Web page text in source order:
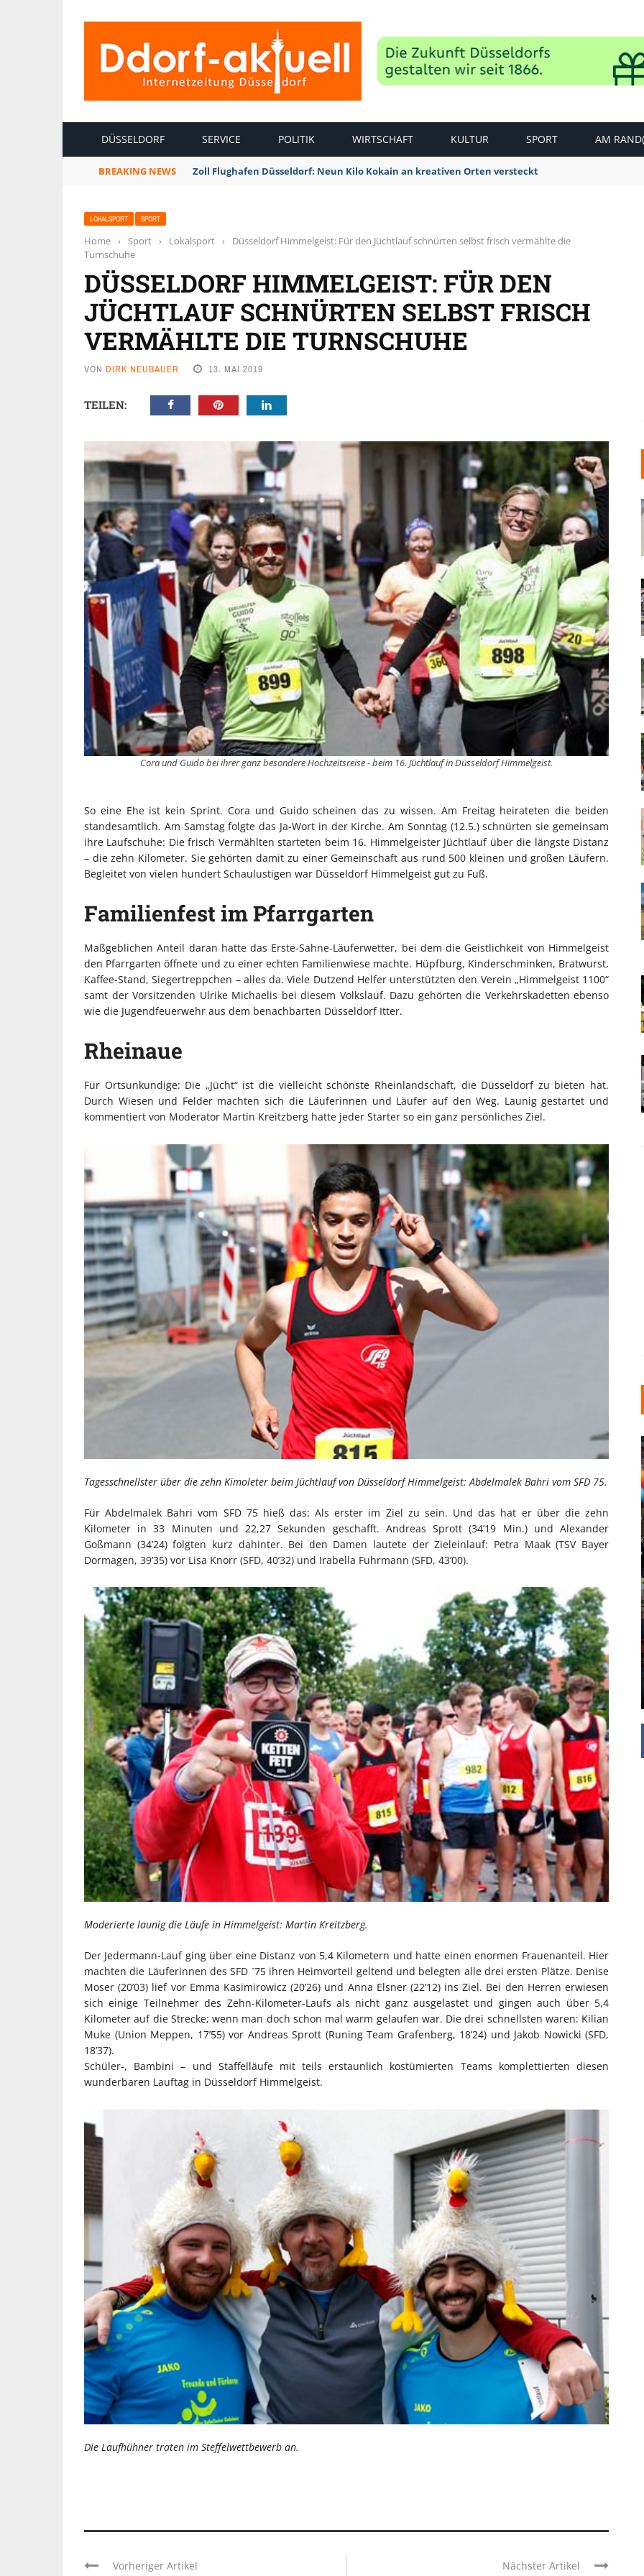
DÜSSELDORF SERVICE POLITIK WIRTSCHAFT KULTUR SPORT AM
BREAKING NEWS Zoll Flughafen Düsseldorf: Neun Kilo Kokain an kreativen Orten versteckt
LOKALSPORT SPORT
Home › Sport › Lokalsport ›
Düsseldorf Himmelgeist: Für den Jüchtlauf schnürten selbst frisch vermählte die
Turnschuhe
DÜSSELDORF HIMMELGEIST: FÜR DEN
JÜCHTLAUF SCHNÜRTEN SELBST FRISCH
VERMÄHLTE DIE TURNSCHUHE
VON DIRK NEUBAUER 13. MAI 2019
TEILEN:
Cora und Guido bei ihrer ganz besondere Hochzeitsreise - beim 16. Jüchtlauf in Düsseldorf Himmelgeist.
So eine Ehe ist kein Sprint. Cora und Guido scheinen das zu wissen. Am Freitag heirateten die beiden
standesamtlich. Am Samstag folgte das Ja-Wort in der Kirche. Am Sonntag (12.5.) schnürten sie gemeinsam
ihre Laufschuhe: Die frisch Vermählten starteten beim 16. Himmelgeister Jüchtlauf über die längste Distanz
– die zehn Kilometer. Sie gehörten damit zu einer Gemeinschaft aus rund 500 kleinen und großen Läufern.
Begleitet von vielen hundert Schaulustigen war Düsseldorf Himmelgeist gut zu Fuß.
Familienfest im Pfarrgarten
Maßgeblichen Anteil daran hatte das Erste-Sahne-Läuferwetter, bei dem die Geistlichkeit von Himmelgeist
den Pfarrgarten öffnete und zu einer echten Familienwiese machte. Hüpfburg, Kinderschminken, Bratwurst,
Kaffee-Stand, Siegertreppchen – alles da. Viele Dutzend Helfer unterstützten den Verein „Himmelgeist 1100“
samt der Vorsitzenden Ulrike Michaelis bei diesem Volkslauf. Dazu gehörten die Verkehrskadetten ebenso
wie die Jugendfeuerwehr aus dem benachbarten Düsseldorf Itter.
Rheinaue
Für Ortsunkundige: Die „Jücht“ ist die vielleicht schönste Rheinlandschaft, die Düsseldorf zu bieten hat.
Durch Wiesen und Felder machten sich die Läuferinnen und Läufer auf den Weg. Launig gestartet und
kommentiert von Moderator Martin Kreitzberg hatte jeder Starter so ein ganz persönliches Ziel.
Tagesschnellster über die zehn Kimoleter beim Jüchtlauf von Düsseldorf Himmelgeist: Abdelmalek Bahri vom SFD 75.
Für Abdelmalek Bahri vom SFD 75 hieß das: Als erster im Ziel zu sein. Und das hat er über die zehn
Kilometer in 33 Minuten und 22,27 Sekunden geschafft. Andreas Sprott (34’19 Min.) und Alexander
Goßmann (34’24) folgten kurz dahinter. Bei den Damen lautete der Zieleinlauf: Petra Maak (TSV Bayer
Dormagen, 39’35) vor Lisa Knorr (SFD, 40’32) und Irabella Fuhrmann (SFD, 43’00).
Moderierte launig die Läufe in Himmelgeist: Martin Kreitzberg.
Der Jedermann-Lauf ging über eine Distanz von 5,4 Kilometern und hatte einen enormen Frauenanteil. Hier
machten die Läuferinnen des SFD ´75 ihren Heimvorteil geltend und belegten alle drei ersten Plätze. Denise
Moser (20’03) lief vor Emma Kasimirowicz (20’26) und Anna Elsner (22’12) ins Ziel. Bei den Herren erwiesen
sich einige Teilnehmer des Zehn-Kilometer-Laufs als nicht ganz ausgelastet und gingen auch über 5,4
Kilometer auf die Strecke; wenn man doch schon mal warm gelaufen war. Die drei schnellsten waren: Kilian
Muke (Union Meppen, 17’55) vor Andreas Sprott (Runing Team Grafenberg, 18’24) und Jakob Nowicki (SFD,
18’37).
Schüler-, Bambini – und Staffelläufe mit teils erstaunlich kostümierten Teams komplettierten diesen
wunderbaren Lauftag in Düsseldorf Himmelgeist.
Die Laufhühner traten im Steffelwettbewerb an.
Vorheriger Artikel Nächster Artikel
INDUSTRIELLER CHIC: WIE
KUNSTSTOFFFENSTER DEN
EINFAMILIENHAUS
UNTERSTÜTZEN
Die Inspiration des industriellen Chics sind die
Werkshallen des Industriezeitalters. Die Basis für
diesen Stil sind große Räume, schlicht gehalten
mit rustikalen Elementen und großen
Fensterflächen. Wie so vieles wurde ...